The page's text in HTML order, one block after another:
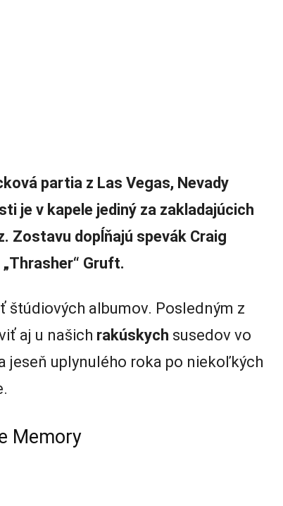
partia z Las Vegas, Nevady
je v kapele jediný za zakladajúcich
Zostavu dopĺňajú spevák Craig
Gruft.
štúdiových albumov. Posledným z
aj u našich rakúskych susedov vo
jeseň uplynulého roka po niekoľkých
Memory